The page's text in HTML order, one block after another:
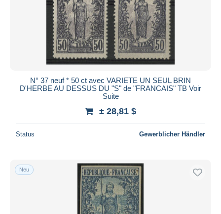
Übernehmen
N° 37 neuf * 50 ct avec VARIETE UN SEUL BRIN
D'HERBE AU DESSUS DU "S" de "FRANCAIS" TB Voir
Suite
± 28,81 $
Status Gewerblicher Händler
Neu